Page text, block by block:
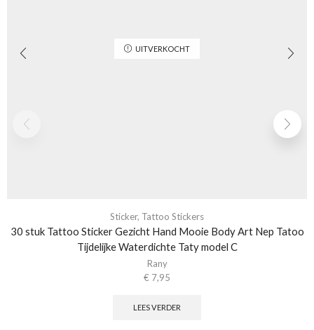
UITVERKOCHT
Sticker, Tattoo Stickers
30 stuk Tattoo Sticker Gezicht Hand Mooie Body Art Nep Tatoo
Tijdelijke Waterdichte Taty model C
Rany
€ 7,95
LEES VERDER